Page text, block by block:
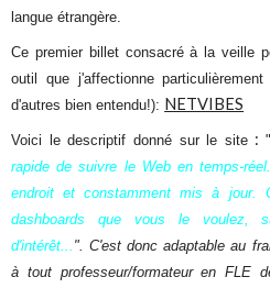
langue étrangère.
Ce premier billet consacré à la veille
outil que j'affectionne
d'autres bien entendu!): NETVIBES
Voici le descriptif donné sur le site : "
rapide de suivre le Web en temps-réel.
endroit et constamment mis à jour.
dashboards que vous le voulez,
d'intérêt... ". C'est donc adaptable au
à tout professeur/formateur en FLE